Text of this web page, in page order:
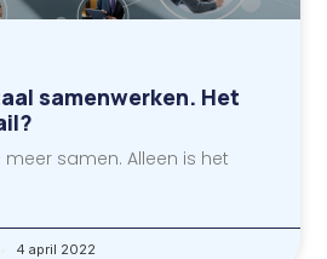
samenwerken. Het
samen. Alleen is het
4 april 2022